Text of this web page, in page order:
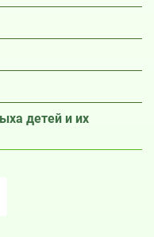
детей и их